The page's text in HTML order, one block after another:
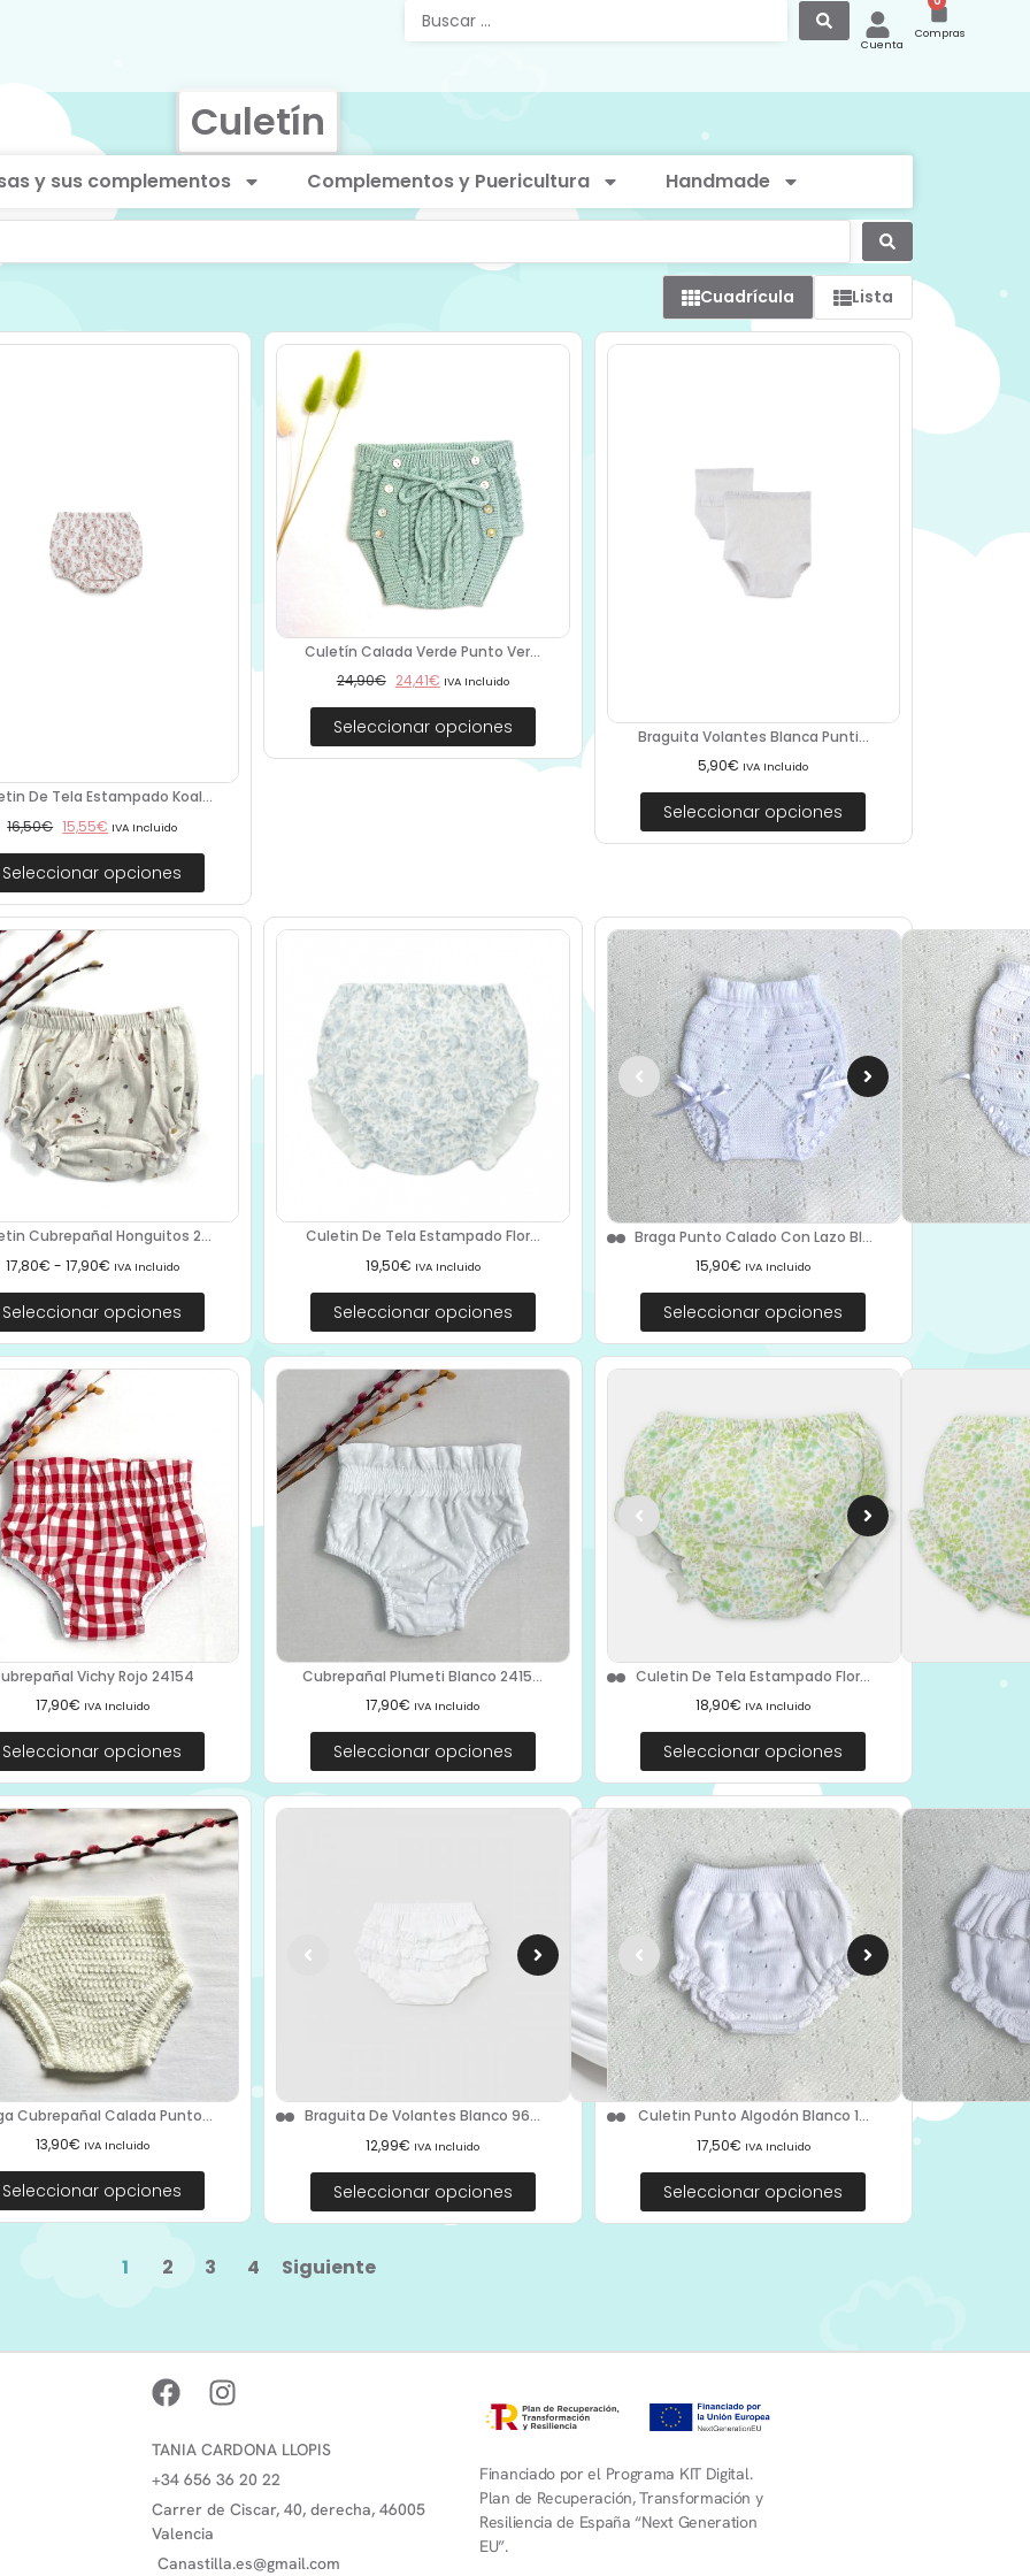
Cuenta
Compras
Culetín
y sus complementos Complementos y Puericultura Handmade
Cuadrícula Lista
De Tela Estampado Koal...
16,50€ 15,55€ IVA Incluido
Seleccionar opciones
Culetín Calada Verde Punto Ver...
24,90€ 24,41€ IVA Incluido
Seleccionar opciones
Braguita Volantes Blanca Punti...
5,90€ IVA Incluido
Seleccionar opciones
Cubrepañal Honguitos 2...
17,80€ - 17,90€ IVA Incluido
Seleccionar opciones
Culetin De Tela Estampado Flor...
19,50€ IVA Incluido
Seleccionar opciones
Braga Punto Calado Con Lazo Bl...
15,90€ IVA Incluido
Seleccionar opciones
Vichy Rojo 24154
17,90€ IVA Incluido
Seleccionar opciones
Cubrepañal Plumeti Blanco 2415...
17,90€ IVA Incluido
Seleccionar opciones
Culetin De Tela Estampado Flor...
18,90€ IVA Incluido
Seleccionar opciones
Cubrepañal Calada Punto...
13,90€ IVA Incluido
Seleccionar opciones
Braguita De Volantes Blanco 96...
12,99€ IVA Incluido
Seleccionar opciones
Culetin Punto Algodón Blanco 1...
17,50€ IVA Incluido
Seleccionar opciones
1 2 3 4 Siguiente
TANIA CARDONA LLOPIS
+34 656 36 20 22
Carrer de Ciscar, 40, derecha, 46005
Valencia
Canastilla.es@gmail.com
Financiado por el Programa KIT Digital.
Plan de Recuperación, Transformación y
Resiliencia de España “Next Generation
EU”.